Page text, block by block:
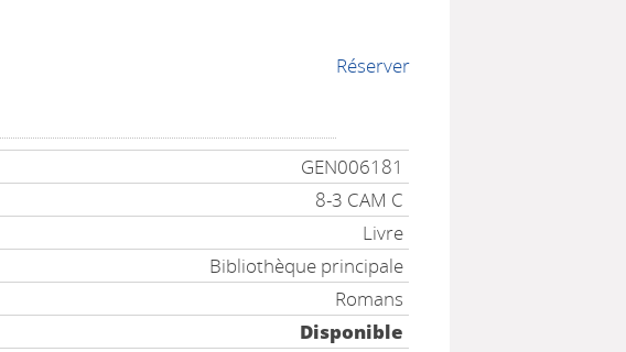
Réserver
GEN006181
8-3 CAM C
Livre
Bibliothèque principale
Romans
Disponible